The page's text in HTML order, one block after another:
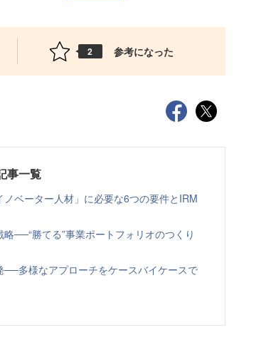
2 参考になった
事一覧
ベーター人材」に必要な6つの要件とIRM
──“勝てる”事業ポートフォリオのつくり
──多様なアプローチをケースバイケースで